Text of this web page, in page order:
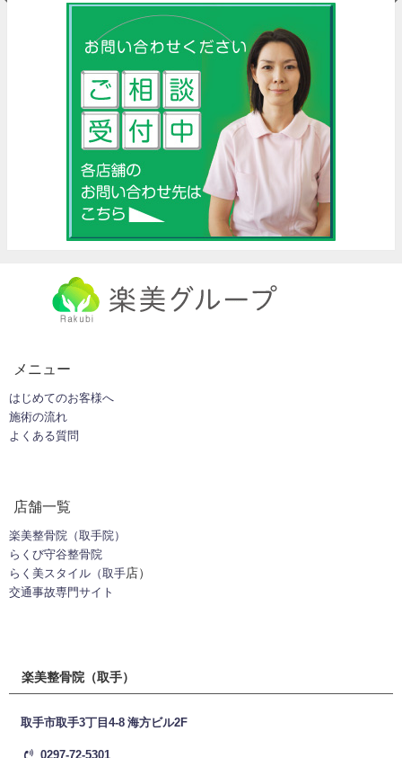
メニュー
はじめてのお客様へ
施術の流れ
よくある質問
店舗一覧
楽美整骨院（取手院）
らくび守谷整骨院
らく美スタイル（取手店）
交通事故専門サイト
楽美整骨院（取手）
取手市取手3丁目4-8 海方ビル2F
0297-72-5301